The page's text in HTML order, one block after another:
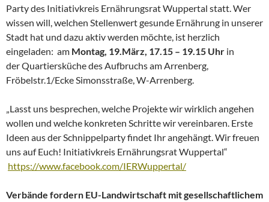
Party des Initiativkreis Ernährungsrat Wuppertal statt. Wer
wissen will, welchen Stellenwert gesunde Ernährung in unserer
Stadt hat und dazu aktiv werden möchte, ist herzlich
eingeladen: am Montag, 19.März, 17.15 – 19.15 Uhr in
der Quartiersküche des Aufbruchs am Arrenberg,
Fröbelstr.1/Ecke Simonsstraße, W-Arrenberg.
„Lasst uns besprechen, welche Projekte wir wirklich angehen
wollen und welche konkreten Schritte wir vereinbaren. Erste
Ideen aus der Schnippelparty findet Ihr angehängt. Wir freuen
uns auf Euch! Initiativkreis Ernährungsrat Wuppertal“
https://www.facebook.com/IERWuppertal/
Verbände fordern EU-Landwirtschaft mit gesellschaftlichem